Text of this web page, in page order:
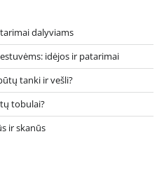
dalyviams
idėjos ir patarimai
tanki ir vešli?
tobulai?
ir skanūs